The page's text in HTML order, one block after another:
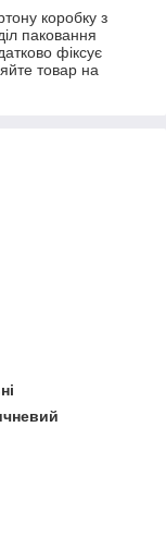
коробку з
паковання
фіксує
товар на